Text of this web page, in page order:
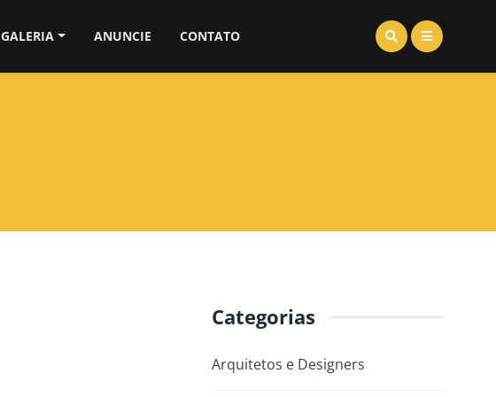
GALERIA ANUNCIE CONTATO
Categorias
Arquitetos e Designers